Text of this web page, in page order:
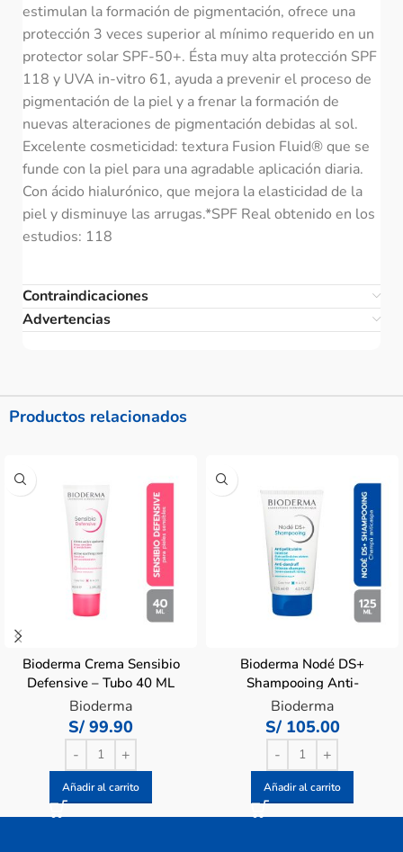
estimulan la formación de pigmentación, ofrece una
protección 3 veces superior al mínimo requerido en un
protector solar SPF-50+. Ésta muy alta protección SPF
118 y UVA in-vitro 61, ayuda a prevenir el proceso de
pigmentación de la piel y a frenar la formación de
nuevas alteraciones de pigmentación debidas al sol.
Excelente cosmeticidad: textura Fusion Fluid® que se
funde con la piel para una agradable aplicación diaria.
Con ácido hialurónico, que mejora la elasticidad de la
piel y disminuye las arrugas.*SPF Real obtenido en los
estudios: 118
Contraindicaciones
Advertencias
Productos relacionados
Bioderma Crema Sensibio
Defensive – Tubo 40 ML
Bioderma
S/ 99.90
Añadir al carrito
Bioderma Nodé DS+
Shampooing Anti-
Dandruff Intense Shampoo
– Tubo 125 ML
Bioderma
S/105.00
Añadir al carrito